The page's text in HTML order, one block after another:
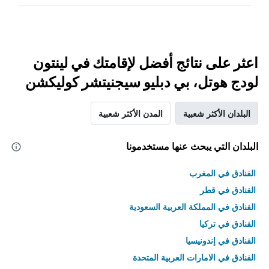
اعثر على نتائج أفضل لإقامتك في لينتون
لودج هوتل، بي دبليو سيجنيتشر كوليكشن
البلدان الأكثر شعبية المدن الأكثر شعبية
البلدان التي يبحث عنها مستخدمونا
الفنادق في المغرب
الفنادق في قطر
الفنادق في المملكة العربية السعودية
الفنادق في تركيا
الفنادق في إندونيسيا
الفنادق في الامارات العربية المتحدة